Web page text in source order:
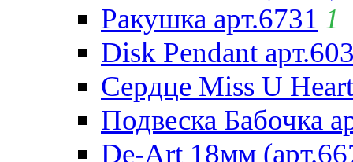
Ракушка арт.6731 1
Disk Pendant
Сердце Miss U
Подвеска Бабочка
De-Art 18мм